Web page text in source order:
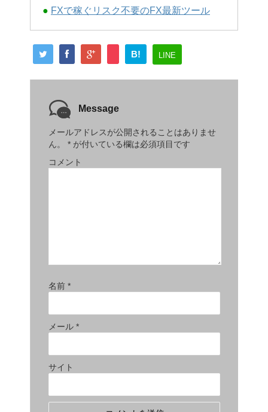
● FXで稼ぐリスク不要のFX最新ツール
B! LINE
Message
メールアドレスが公開されることはありませ
ん。
* が付いている欄は必須項目です
コメント
名前 *
メール *
サイト